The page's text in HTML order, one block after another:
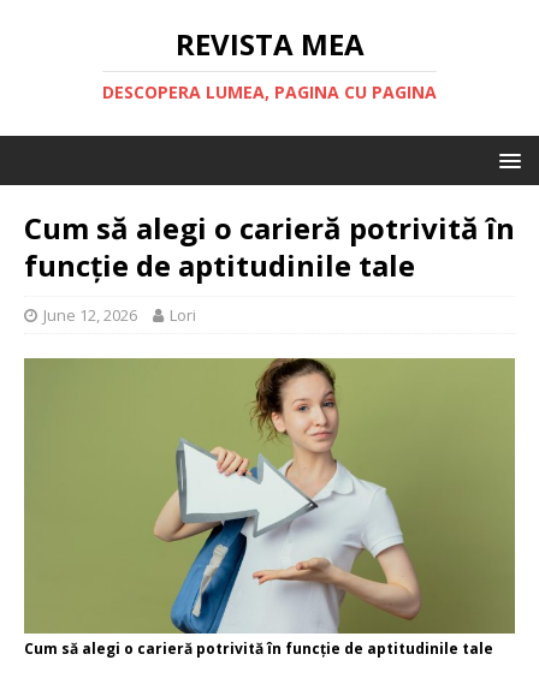
REVISTA MEA
DESCOPERA LUMEA, PAGINA CU PAGINA
Cum să alegi o carieră potrivită în
funcție de aptitudinile tale
June 12, 2026 Lori
Cum să alegi o carieră potrivită în funcție de aptitudinile tale